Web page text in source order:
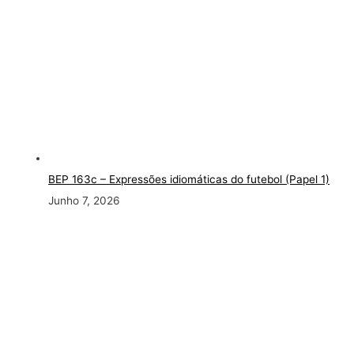
BEP 163c – Expressões idiomáticas do futebol (Papel 1)
Junho 7, 2026